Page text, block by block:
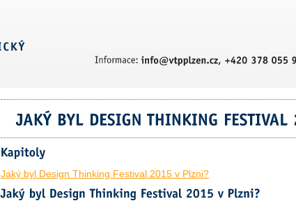
Jaký byl Design Thinking Festival 2015 v Plzni?